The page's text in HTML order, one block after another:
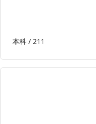
本科 / 211